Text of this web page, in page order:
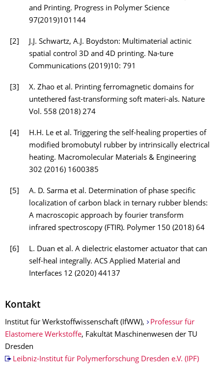
and Printing. Progress in Polymer Science
97(2019)101144
[2]
J.J. Schwartz, A.J. Boydston: Multimaterial actinic
spatial control 3D and 4D printing. Na-ture
Communications (2019)10: 791
[3]
X. Zhao et al. Printing ferromagnetic domains for
untethered fast-transforming soft materi-als. Nature
Vol. 558 (2018) 274
[4]
H.H. Le et al. Triggering the self-healing properties of
modified bromobutyl rubber by intrinsically electrical
heating. Macromolecular Materials & Engineering
302 (2016) 1600385
[5]
A. D. Sarma et al. Determination of phase specific
localization of carbon black in ternary rubber blends:
A macroscopic approach by fourier transform
infrared spectroscopy (FTIR). Polymer 150 (2018) 64
[6]
L. Duan et al. A dielectric elastomer actuator that can
self-heal integrally. ACS Applied Material and
Interfaces 12 (2020) 44137
Kontakt
Institut für Werkstoffwissenschaft (IfWW),
Professur für
Elastomere Werkstoffe, Fakultät Maschinenwesen der TU
Dresden
Leibniz-Institut für Polymerforschung Dresden e.V. (IPF)